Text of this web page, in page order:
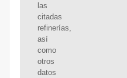
las
citadas
refinerías,
así
como
otros
datos